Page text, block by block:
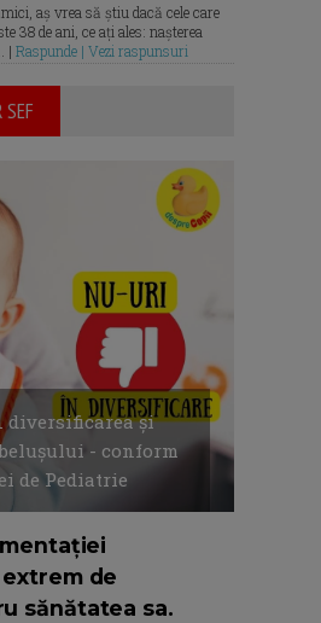
aș vrea să știu dacă cele care
38 de ani, ce ați ales: nașterea
| Raspunde | Vezi raspunsuri
SEF
diversificarea și
- conform
de Pediatrie
de
sănătatea sa.